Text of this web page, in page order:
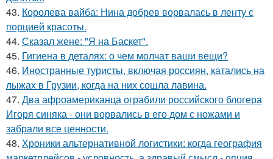
43. Королева вайба: Нина добрев ворвалась в ленту с
порцией красоты.
44. Сказал жене: "Я на Баскет".
45. Гигиена в деталях: о чем молчат ваши вещи?
46. Иностранные туристы, включая россиян, катались на
лыжах в Грузии, когда на них сошла лавина.
47. Два афроамериканца ограбили российского блогера
Игоря синяка - они ворвались в его дом с ножами и
забрали все ценности.
48. Хроники альтернативной логистики: когда география